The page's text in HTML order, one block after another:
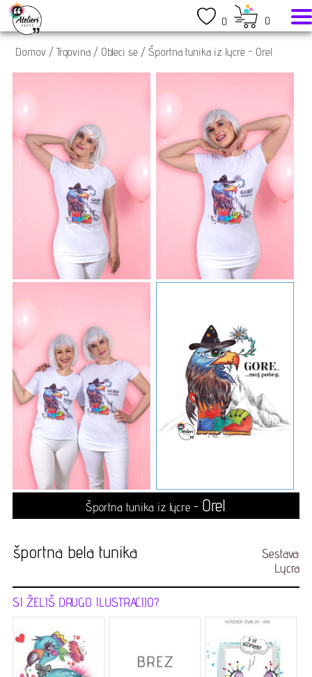
0 0
Domov / Trgovina / Obleci se / Športna tunika iz lycre - Orel
Športna tunika iz lycre - Orel
športna bela tunika
Sestava:
Lycra
SI ŽELIŠ DRUGO ILUSTRACIJO?